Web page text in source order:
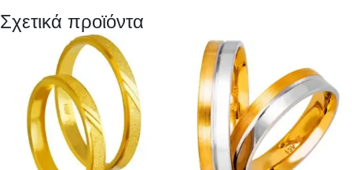
Σχετικά προϊόντα